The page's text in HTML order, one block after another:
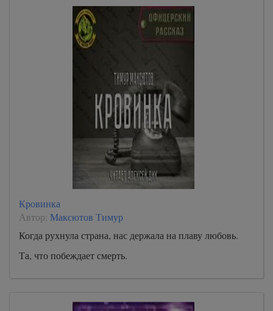
Кровинка
Автор: Максютов Тимур
Когда рухнула страна, нас держала на плаву любовь.
Та, что побеждает смерть.